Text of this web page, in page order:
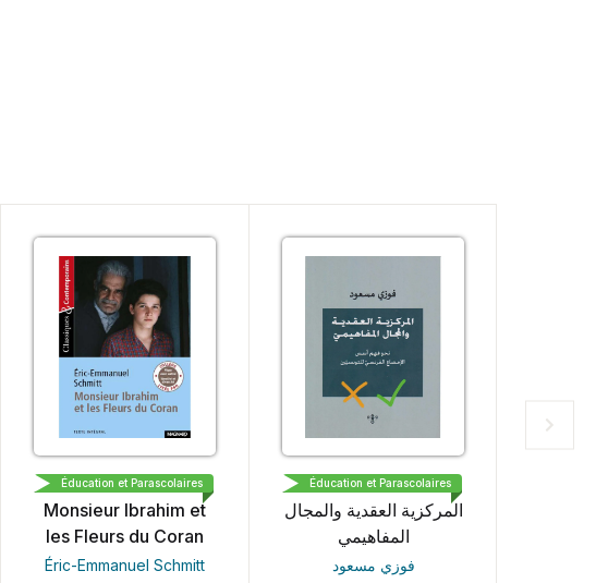
MAGNARD
Monsieur Ibrahim et
les Fleurs du Coran
Éric-Emmanuel Schmitt
Éducation et Parascolaires EDITIONS WACHMA
المركزية العقدية والمجال
المفاهيمي
فوزي مسعود
Éducation et Parascolaires